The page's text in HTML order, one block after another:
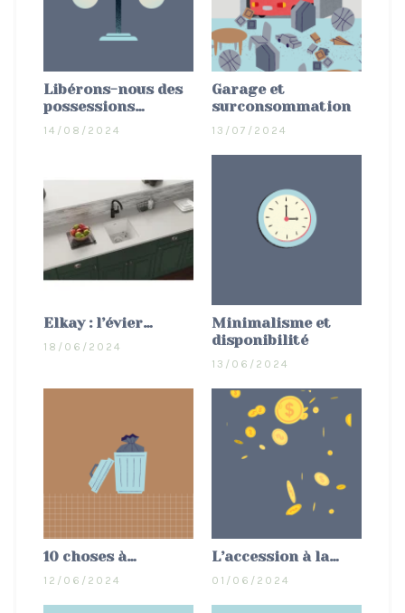
Libérons-nous des
possessions…
14/08/2024
Garage et
surconsommation
13/07/2024
Elkay : l’évier…
18/06/2024
Minimalisme et
disponibilité
13/06/2024
10 choses à…
12/06/2024
L’accession à la…
01/06/2024